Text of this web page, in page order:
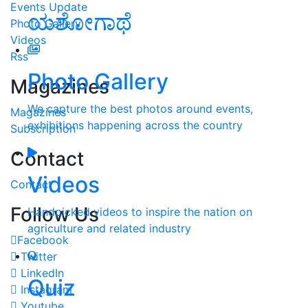
ಯಶೋಗಾಥೆ
Photo Gallery
We capture the best photos around events,
exhibitions happening across the country
Videos
Handpicked videos to inspire the nation on
agriculture and related industry
Quiz
Events Update
Photo Gallery
Videos
Rss
Magazines
Magazines
Subscription
Contact
Contact
Follow Us
Facebook
Twitter
LinkedIn
Instagram